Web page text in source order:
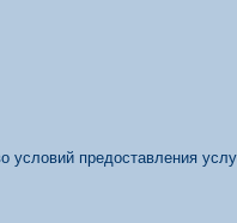
условий предоставления